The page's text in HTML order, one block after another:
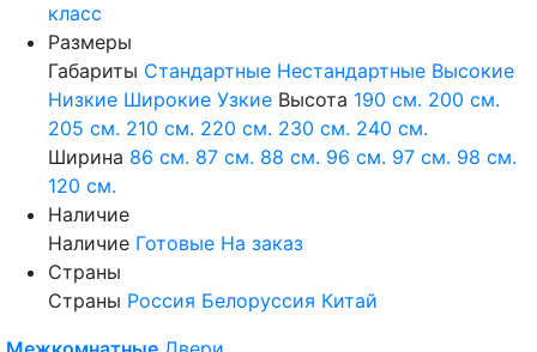
класс
Размеры
Габариты Стандартные Нестандартные Высокие
Низкие Широкие Узкие Высота 190 см. 200 см.
205 см. 210 см. 220 см. 230 см. 240 см.
Ширина 86 см. 87 см. 88 см. 96 см. 97 см. 98 см.
120 см.
Наличие
Наличие Готовые На заказ
Страны
Страны Россия Белоруссия Китай